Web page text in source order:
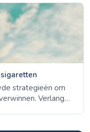
strategieën om
Verlangen